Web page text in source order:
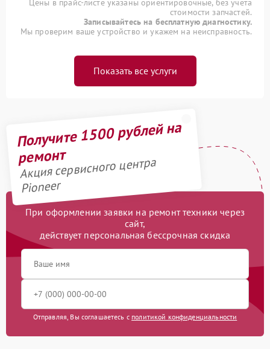
Цены в прайс-листе указаны ориентировочные, без учета
стоимости запчастей.
Записывайтесь на бесплатную диагностику.
Мы проверим ваше устройство и укажем на неисправность.
Показать все услуги
Получите 1500 рублей на
ремонт
Акция сервисного центра
Pioneer
При оформлении заявки на ремонт техники через
сайт,
действует персональная бессрочная скидка
Отправляя, Вы соглашаетесь с политикой конфиденциальности